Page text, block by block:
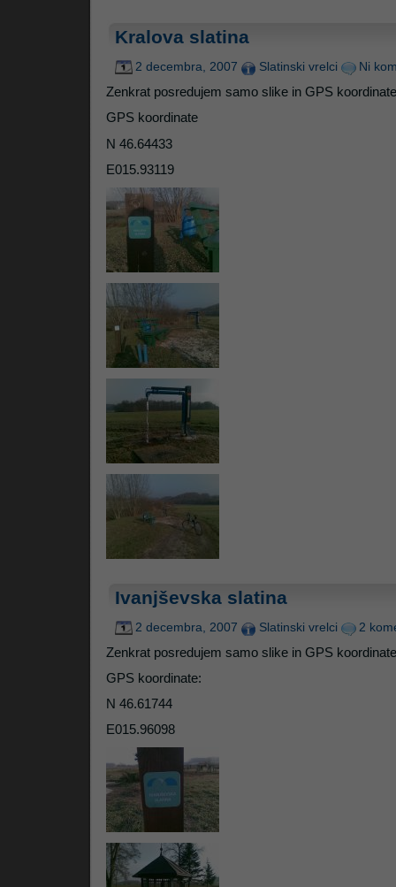
Kralova slatina
2 decembra, 2007 Slatinski vrelci Ni
Zenkrat posredujem samo slike in GPS
GPS koordinate
N 46.64433
E015.93119
Ivanjševska slatina
2 decembra, 2007 Slatinski vrelci 2
Zenkrat posredujem samo slike in GPS
GPS koordinate:
N 46.61744
E015.96098